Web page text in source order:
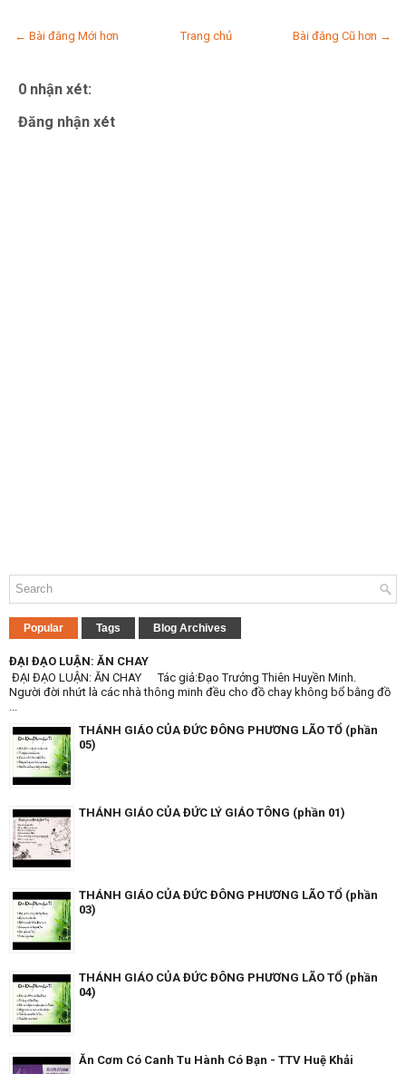
← Bài đăng Mới hơn Bài đăng Cũ hơn →
Trang chủ
0 nhận xét:
Đăng nhận xét
Popular Tags Blog Archives
ĐẠI ĐẠO LUẬN: ĂN CHAY
ĐẠI ĐẠO LUẬN: ĂN CHAY Tác giả:Đạo Trưởng Thiên Huyền Minh.
Người đời nhứt là các nhà thông minh đều cho đồ chay không bổ bằng đồ
...
THÁNH GIÁO CỦA ĐỨC ĐÔNG PHƯƠNG LÃO TỔ (phần
05)
THÁNH GIÁO CỦA ĐỨC LÝ GIÁO TÔNG (phần 01)
THÁNH GIÁO CỦA ĐỨC ĐÔNG PHƯƠNG LÃO TỔ (phần
03)
THÁNH GIÁO CỦA ĐỨC ĐÔNG PHƯƠNG LÃO TỔ (phần
04)
Ăn Cơm Có Canh Tu Hành Có Bạn - TTV Huệ Khải